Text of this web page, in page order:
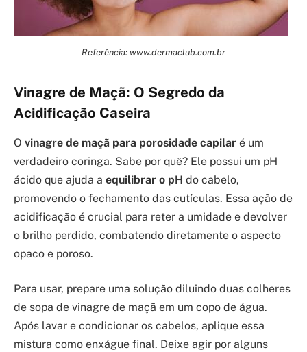
Referência: www.dermaclub.com.br
Vinagre de Maçã: O Segredo da
Acidificação Caseira
O vinagre de maçã para porosidade capilar é um
verdadeiro coringa. Sabe por quê? Ele possui um pH
ácido que ajuda a equilibrar o pH do cabelo,
promovendo o fechamento das cutículas. Essa ação de
acidificação é crucial para reter a umidade e devolver
o brilho perdido, combatendo diretamente o aspecto
opaco e poroso.
Para usar, prepare uma solução diluindo duas colheres
de sopa de vinagre de maçã em um copo de água.
Após lavar e condicionar os cabelos, aplique essa
mistura como enxágue final. Deixe agir por alguns